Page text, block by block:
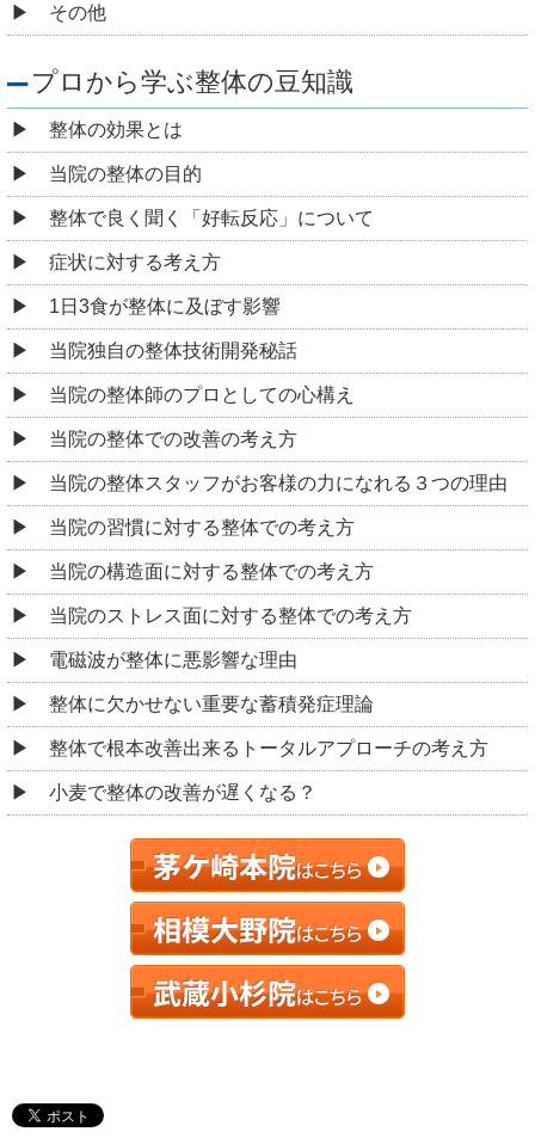
その他
プロから学ぶ整体の豆知識
整体の効果とは
当院の整体の目的
整体で良く聞く「好転反応」について
症状に対する考え方
1日3食が整体に及ぼす影響
当院独自の整体技術開発秘話
当院の整体師のプロとしての心構え
当院の整体での改善の考え方
当院の整体スタッフがお客様の力になれる３つの理由
当院の習慣に対する整体での考え方
当院の構造面に対する整体での考え方
当院のストレス面に対する整体での考え方
電磁波が整体に悪影響な理由
整体に欠かせない重要な蓄積発症理論
整体で根本改善出来るトータルアプローチの考え方
小麦で整体の改善が遅くなる？